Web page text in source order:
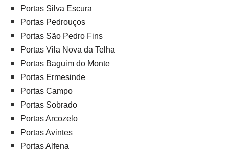
Portas Silva Escura
Portas Pedrouços
Portas São Pedro Fins
Portas Vila Nova da Telha
Portas Baguim do Monte
Portas Ermesinde
Portas Campo
Portas Sobrado
Portas Arcozelo
Portas Avintes
Portas Alfena